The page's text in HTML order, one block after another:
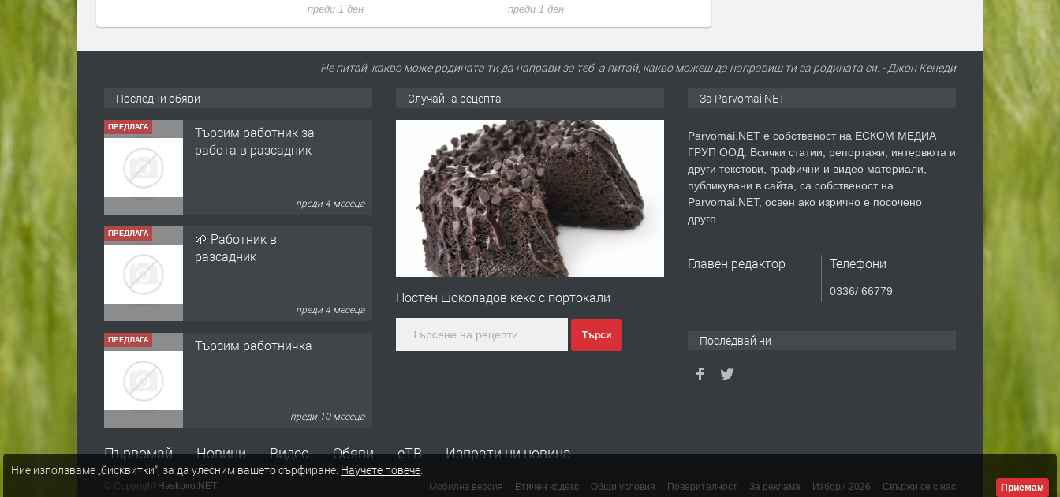
преди 1 ден преди 1 ден
Не питай, какво може родината ти да направи за теб, а питай, какво можеш да направиш ти за родината си. - Джон Кенеди
Последни обяви
ПРЕДЛАГА
Търсим работник за
работа в разсадник
преди 4 месеца
ПРЕДЛАГА
🌱 Работник в
разсадник
преди 4 месеца
ПРЕДЛАГА Търсим работничка
преди 10 месеца
ПРЕДЛАГА
Продава употребявани
чисти и запазени
матраци за спални.
Случайна рецепта
Постен шоколадов кекс с портокали
Търси
За Parvomai.NET
Parvomai.NET е собственост на ЕСКОМ МЕДИА
ГРУП ООД. Всички статии, репортажи, интервюта и
други текстови, графични и видео материали,
публикувани в сайта, са собственост на
Parvomai.NET, освен ако изрично е посочено
друго.
Главен редактор Телефони
0336/ 66779
Последвай ни
Първомай Новини Видео Обяви еТВ Изпрати ни новина
© Copyright Haskovo.NET Мобилна версия Етичен кодекс Общи условия Поверителност За реклама Избори 2026 Свържи се с нас
Ние използваме „бисквитки“, за да улесним вашето сърфиране. Научете повече.
Приемам